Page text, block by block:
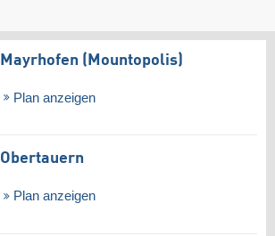
Mayrhofen (Mountopolis)
Plan anzeigen
Obertauern
Plan anzeigen